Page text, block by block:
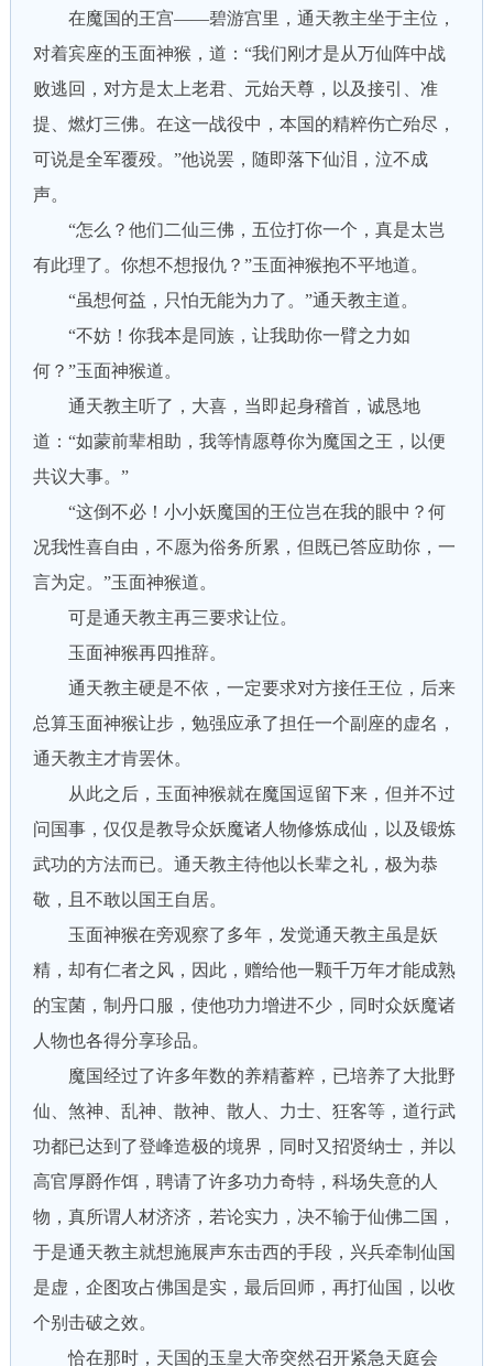
在魔国的王宫——碧游宫里，通天教主坐于主位，
对着宾座的玉面神猴，道：“我们刚才是从万仙阵中战
败逃回，对方是太上老君、元始天尊，以及接引、准
提、燃灯三佛。在这一战役中，本国的精粹伤亡殆尽，
可说是全军覆殁。”他说罢，随即落下仙泪，泣不成
声。
“怎么？他们二仙三佛，五位打你一个，真是太岂
有此理了。你想不想报仇？”玉面神猴抱不平地道。
“虽想何益，只怕无能为力了。”通天教主道。
“不妨！你我本是同族，让我助你一臂之力如
何？”玉面神猴道。
通天教主听了，大喜，当即起身稽首，诚恳地
道：“如蒙前辈相助，我等情愿尊你为魔国之王，以便
共议大事。”
“这倒不必！小小妖魔国的王位岂在我的眼中？何
况我性喜自由，不愿为俗务所累，但既已答应助你，一
言为定。”玉面神猴道。
可是通天教主再三要求让位。
玉面神猴再四推辞。
通天教主硬是不依，一定要求对方接任王位，后来
总算玉面神猴让步，勉强应承了担任一个副座的虚名，
通天教主才肯罢休。
从此之后，玉面神猴就在魔国逗留下来，但并不过
问国事，仅仅是教导众妖魔诸人物修炼成仙，以及锻炼
武功的方法而已。通天教主待他以长辈之礼，极为恭
敬，且不敢以国王自居。
玉面神猴在旁观察了多年，发觉通天教主虽是妖
精，却有仁者之风，因此，赠给他一颗千万年才能成熟
的宝菌，制丹口服，使他功力增进不少，同时众妖魔诸
人物也各得分享珍品。
魔国经过了许多年数的养精蓄粹，已培养了大批野
仙、煞神、乱神、散神、散人、力士、狂客等，道行武
功都已达到了登峰造极的境界，同时又招贤纳士，并以
高官厚爵作饵，聘请了许多功力奇特，科场失意的人
物，真所谓人材济济，若论实力，决不输于仙佛二国，
于是通天教主就想施展声东击西的手段，兴兵牵制仙国
是虚，企图攻占佛国是实，最后回师，再打仙国，以收
个别击破之效。
恰在那时，天国的玉皇大帝突然召开紧急天庭会